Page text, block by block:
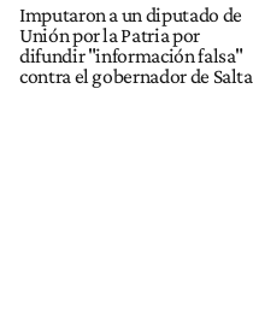
Imputaron a un diputado de
Unión por la Patria por
difundir "información falsa"
contra el gobernador de Salta